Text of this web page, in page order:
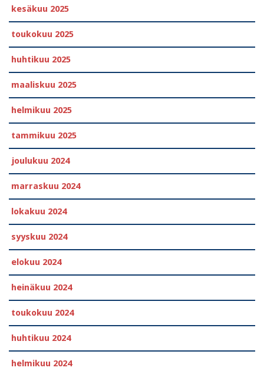
kesäkuu 2025
toukokuu 2025
huhtikuu 2025
maaliskuu 2025
helmikuu 2025
tammikuu 2025
joulukuu 2024
marraskuu 2024
lokakuu 2024
syyskuu 2024
elokuu 2024
heinäkuu 2024
toukokuu 2024
huhtikuu 2024
helmikuu 2024